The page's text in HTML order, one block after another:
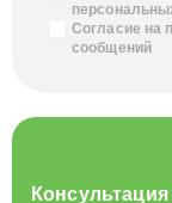
Согласие на
сообщений